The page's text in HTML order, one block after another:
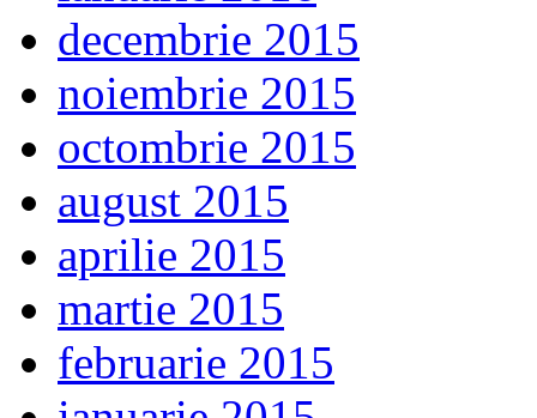
decembrie 2015
noiembrie 2015
octombrie 2015
august 2015
aprilie 2015
martie 2015
februarie 2015